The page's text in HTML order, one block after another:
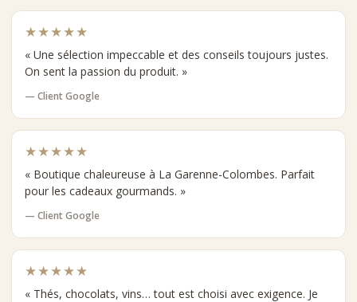
★★★★★
« Une sélection impeccable et des conseils toujours justes.
On sent la passion du produit. »
— Client Google
★★★★★
« Boutique chaleureuse à La Garenne-Colombes. Parfait
pour les cadeaux gourmands. »
— Client Google
★★★★★
« Thés, chocolats, vins… tout est choisi avec exigence. Je